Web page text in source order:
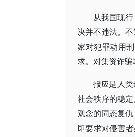
从我国现
决并不违法。
家对犯罪动用
求。对集资诈骗
报应是人
社会秩序的稳
观念的同态复
即要求对侵害